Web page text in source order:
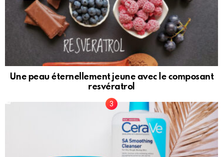
Une peau éternellement jeune avec le composant
resvératrol